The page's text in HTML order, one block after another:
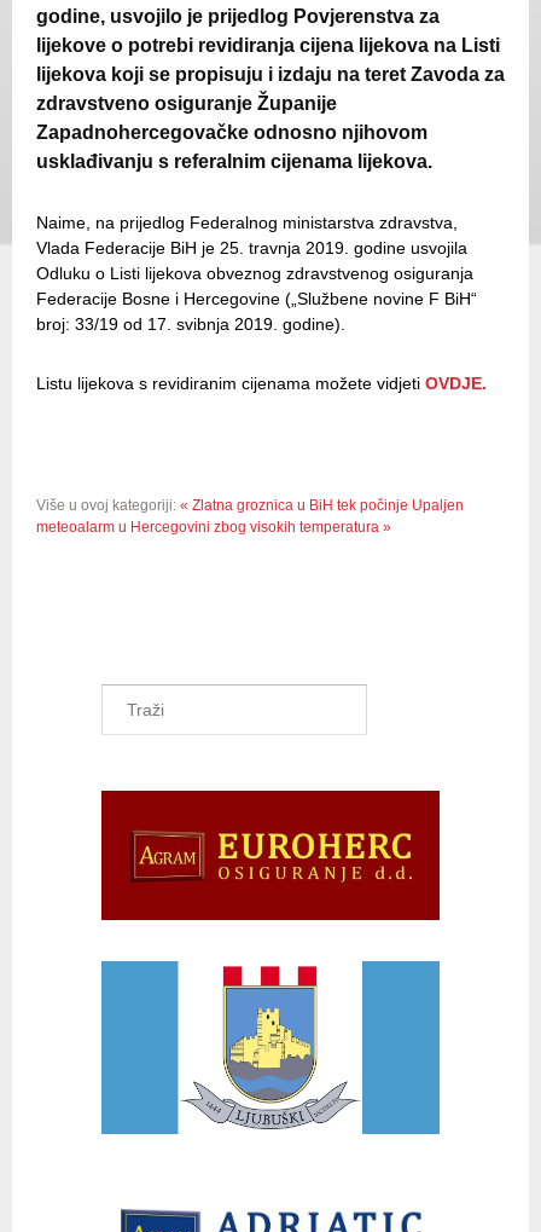
godine, usvojilo je prijedlog Povjerenstva za
lijekove o potrebi revidiranja cijena lijekova na Listi
lijekova koji se propisuju i izdaju na teret Zavoda za
zdravstveno osiguranje Županije
Zapadnohercegovačke odnosno njihovom
usklađivanju s referalnim cijenama lijekova.
Naime, na prijedlog Federalnog ministarstva zdravstva,
Vlada Federacije BiH je 25. travnja 2019. godine usvojila
Odluku o Listi lijekova obveznog zdravstvenog osiguranja
Federacije Bosne i Hercegovine („Službene novine F BiH“
broj: 33/19 od 17. svibnja 2019. godine).
Listu lijekova s revidiranim cijenama možete vidjeti OVDJE.
Više u ovoj kategoriji: « Zlatna groznica u BiH tek počinje Upaljen
meteoalarm u Hercegovini zbog visokih temperatura »